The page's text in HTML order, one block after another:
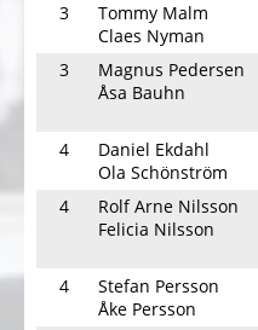
3
Tommy Malm
Claes Nyman
3
Magnus Pedersen
Åsa Bauhn
4
Daniel Ekdahl
Ola Schönström
4
Rolf Arne Nilsson
Felicia Nilsson
4
Stefan Persson
Åke Persson